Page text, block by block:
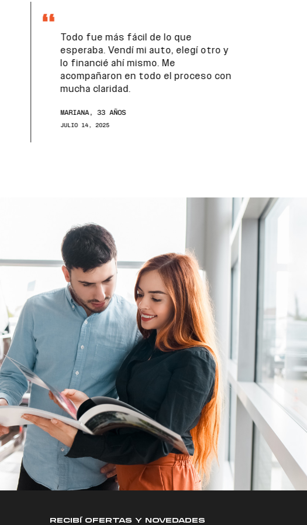
Todo fue más fácil de lo que
esperaba. Vendí mi auto, elegí otro y
lo financié ahí mismo. Me
acompañaron en todo el proceso con
mucha claridad.
MARIANA, 33 AÑOS
JULIO 14, 2025
RECIBÍ OFERTAS Y NOVEDADES